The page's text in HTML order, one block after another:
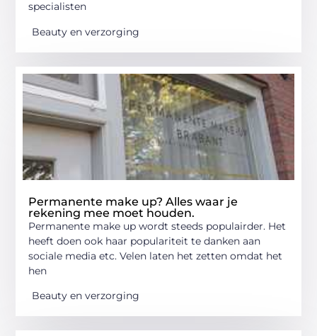
specialisten
Beauty en verzorging
Permanente make up? Alles waar je
rekening mee moet houden.
Permanente make up wordt steeds populairder. Het
heeft doen ook haar populariteit te danken aan
sociale media etc. Velen laten het zetten omdat het
hen
Beauty en verzorging